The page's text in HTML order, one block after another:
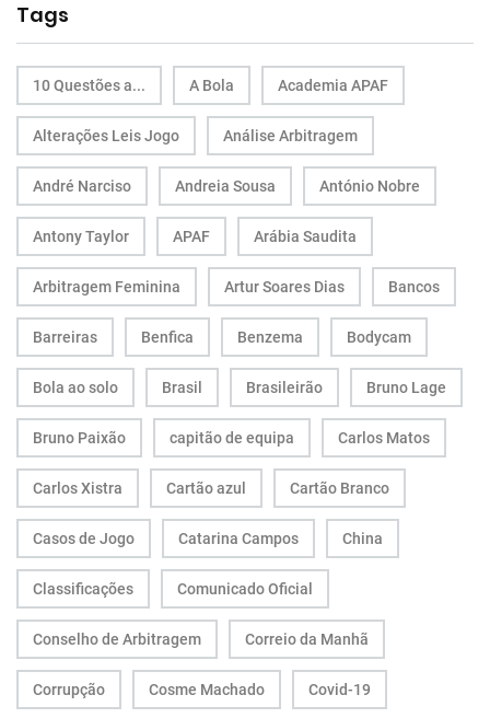
Tags
10 Questões a... A Bola Academia APAF
Alterações Leis Jogo Análise Arbitragem
André Narciso Andreia Sousa António Nobre
Antony Taylor APAF Arábia Saudita
Arbitragem Feminina Artur Soares Dias Bancos
Barreiras Benfica Benzema Bodycam
Bola ao solo Brasil Brasileirão Bruno Lage
Bruno Paixão capitão de equipa Carlos Matos
Carlos Xistra Cartão azul Cartão Branco
Casos de Jogo Catarina Campos China
Classificações Comunicado Oficial
Conselho de Arbitragem Correio da Manhã
Corrupção Cosme Machado Covid-19